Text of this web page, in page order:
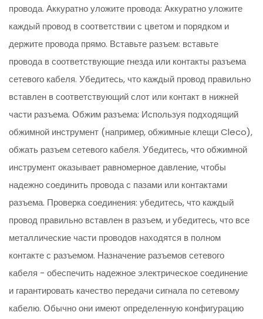
провода. Аккуратно уложите провода: Аккуратно уложите
каждый провод в соответствии с цветом и порядком и
держите провода прямо. Вставьте разъем: вставьте
провода в соответствующие гнезда или контакты разъема
сетевого кабеля. Убедитесь, что каждый провод правильно
вставлен в соответствующий слот или контакт в нижней
части разъема. Обжим разъема: Используя подходящий
обжимной инструмент (например, обжимные клещи Cleco),
обжать разъем сетевого кабеля. Убедитесь, что обжимной
инструмент оказывает равномерное давление, чтобы
надежно соединить провода с пазами или контактами
разъема. Проверка соединения: убедитесь, что каждый
провод правильно вставлен в разъем, и убедитесь, что все
металлические части проводов находятся в полном
контакте с разъемом. Назначение разъемов сетевого
кабеля - обеспечить надежное электрическое соединение
и гарантировать качество передачи сигнала по сетевому
кабелю. Обычно они имеют определенную конфигурацию